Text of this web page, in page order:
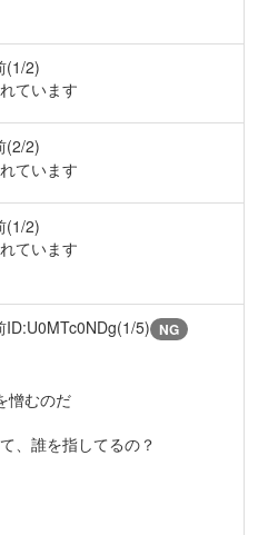
(1/2)
ています
(2/2)
ています
(1/2)
ています
ID:U0MTc0NDg(1/5) NG
憎むのだ
、誰を指してるの？